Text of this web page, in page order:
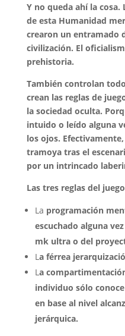
Y no queda ahí la cosa.
de esta Humanidad
crearon un entramado
civilización. El
prehistoria.
También controlan
crean las reglas de
la sociedad oculta.
intuido o leído alguna
los ojos.
tramoya tras el
por un intrincado
Las tres reglas del
La programación
escuchado alguna
mk ultra o del
La férrea
La
individuo sólo
en base al nivel
jerárquica.